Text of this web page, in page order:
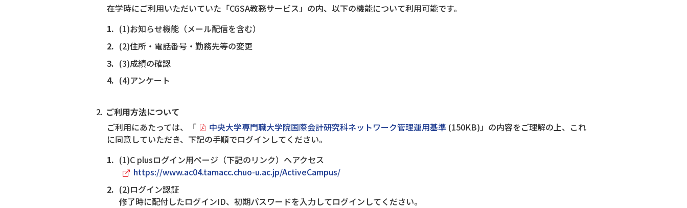
在学時にご利用いただいていた「CGSA教務サービス」の内、以下の機能について利用可能です。
(1)お知らせ機能（メール配信を含む）
(2)住所・電話番号・勤務先等の変更
(3)成績の確認
(4)アンケート
ご利用方法について
ご利用にあたっては、「
中央大学専門職大学院国際会計研究科ネットワーク管理運用基準(150KB)」の内容をご理解の上、これ
に同意していただき、下記の手順でログインしてください。
(1)C plusログイン用ページ（下記のリンク）へアクセス
https://www.ac04.tamacc.chuo-u.ac.jp/ActiveCampus/
(2)ログイン認証
修了時に配付したログインID、初期パスワードを入力してログインしてください。